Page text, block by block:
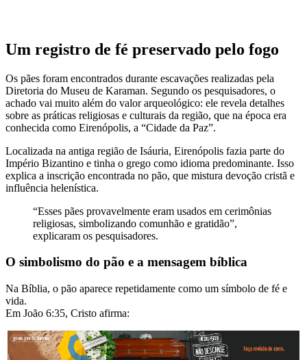
Um registro de fé preservado pelo fogo
Os pães foram encontrados durante escavações realizadas pela
Diretoria do Museu de Karaman. Segundo os pesquisadores, o
achado vai muito além do valor arqueológico: ele revela detalhes
sobre as práticas religiosas e culturais da região, que na época era
conhecida como Eirenópolis, a “Cidade da Paz”.
Localizada na antiga região de Isáuria, Eirenópolis fazia parte do
Império Bizantino e tinha o grego como idioma predominante. Isso
explica a inscrição encontrada no pão, que mistura devoção cristã e
influência helenística.
“Esses pães provavelmente eram usados em cerimônias
religiosas, simbolizando comunhão e gratidão”,
explicaram os pesquisadores.
O simbolismo do pão e a mensagem bíblica
Na Bíblia, o pão aparece repetidamente como um símbolo de fé e
vida.
Em João 6:35, Cristo afirma: